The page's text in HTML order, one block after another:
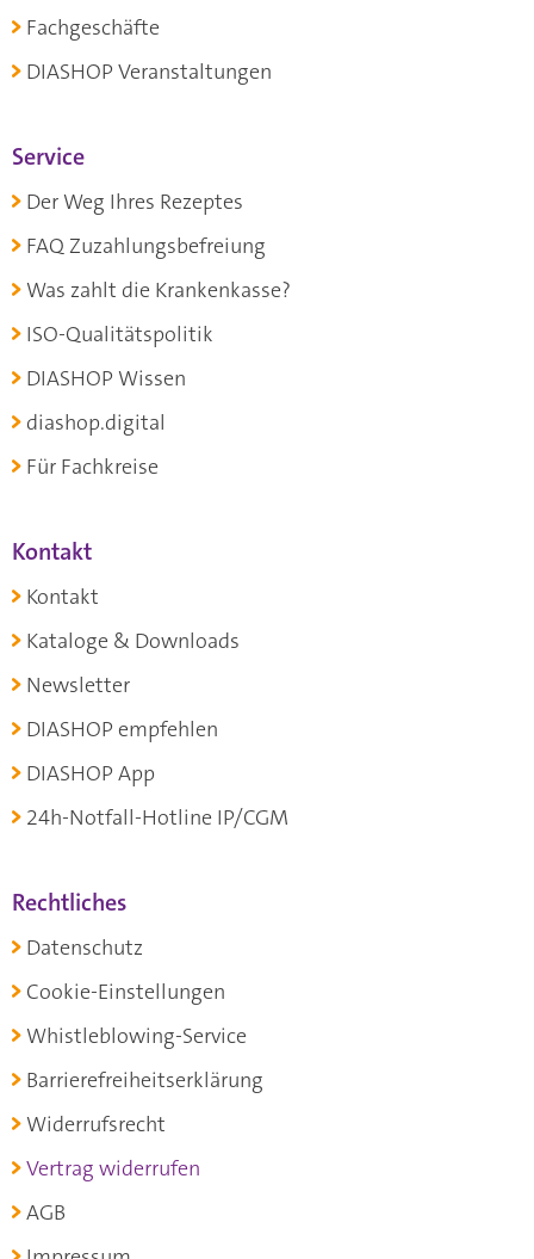
Fachgeschäfte
DIASHOP Veranstaltungen
Service
Der Weg Ihres Rezeptes
FAQ Zuzahlungsbefreiung
Was zahlt die Krankenkasse?
ISO-Qualitätspolitik
DIASHOP Wissen
diashop.digital
Für Fachkreise
Kontakt
Kontakt
Kataloge & Downloads
Newsletter
DIASHOP empfehlen
DIASHOP App
24h-Notfall-Hotline IP/CGM
Rechtliches
Datenschutz
Cookie-Einstellungen
Whistleblowing-Service
Barrierefreiheitserklärung
Widerrufsrecht
Vertrag widerrufen
AGB